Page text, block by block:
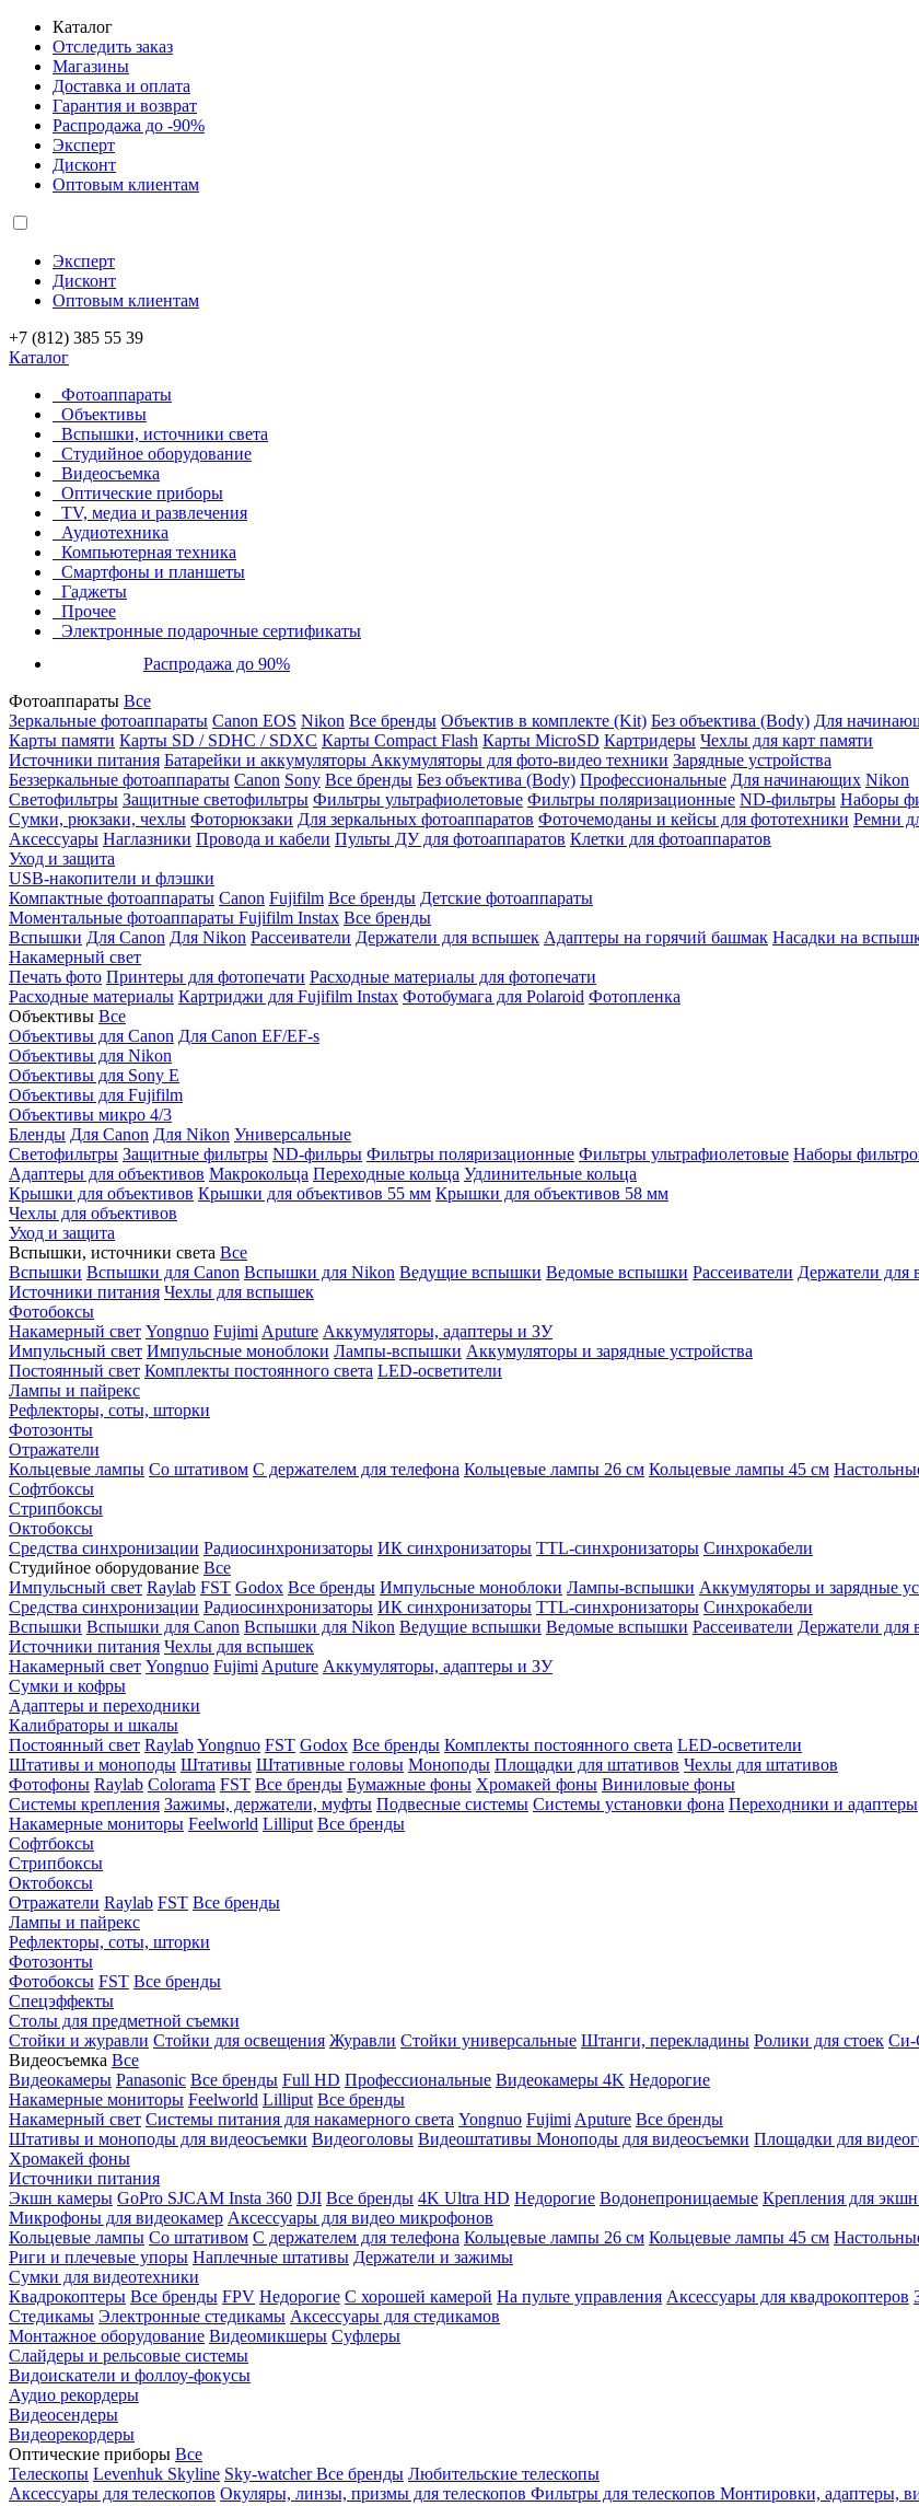
Каталог
Отследить заказ
Магазины
Доставка и оплата
Гарантия и возврат
Распродажа до -90%
Эксперт
Дисконт
Оптовым клиентам
Эксперт
Дисконт
Оптовым клиентам
+7 (812) 385 55 39
Каталог
Фотоаппараты
Объективы
Вспышки, источники света
Студийное оборудование
Видеосъемка
Оптические приборы
TV, медиа и развлечения
Аудиотехника
Компьютерная техника
Смартфоны и планшеты
Гаджеты
Прочее
Электронные подарочные сертификаты
Распродажа до 90%
Фотоаппараты Все
Зеркальные фотоаппараты Canon EOS Nikon Все бренды Объектив в комплекте (Kit) Без объектива (Body) Для
Карты памяти Карты SD / SDHC / SDXC Карты Compact Flash Карты MicroSD Картридеры Чехлы для карт памяти
Источники питания Батарейки и аккумуляторы Аккумуляторы для фото-видео техники Зарядные устройства
Беззеркальные фотоаппараты Canon Sony Все бренды Без объектива (Body) Профессиональные Для начинающих Nikon
Светофильтры Защитные светофильтры Фильтры ультрафиолетовые Фильтры поляризационные ND-фильтры Наборы
Сумки, рюкзаки, чехлы Фоторюкзаки Для зеркальных фотоаппаратов Фоточемоданы и кейсы для фототехники Ремни
Аксессуары Наглазники Провода и кабели Пульты ДУ для фотоаппаратов Клетки для фотоаппаратов
Уход и защита
USB-накопители и флэшки
Компактные фотоаппараты Canon Fujifilm Все бренды Детские фотоаппараты
Моментальные фотоаппараты Fujifilm Instax Все бренды
Вспышки Для Canon Для Nikon Рассеиватели Держатели для вспышек Адаптеры на горячий башмак Насадки на
Накамерный свет
Печать фото Принтеры для фотопечати Расходные материалы для фотопечати
Расходные материалы Картриджи для Fujifilm Instax Фотобумага для Polaroid Фотопленка
Объективы Все
Объективы для Canon Для Canon EF/EF-s
Объективы для Nikon
Объективы для Sony E
Объективы для Fujifilm
Объективы микро 4/3
Бленды Для Canon Для Nikon Универсальные
Светофильтры Защитные фильтры ND-фильры Фильтры поляризационные Фильтры ультрафиолетовые Наборы
Адаптеры для объективов Макрокольца Переходные кольца Удлинительные кольца
Крышки для объективов Крышки для объективов 55 мм Крышки для объективов 58 мм
Чехлы для объективов
Уход и защита
Вспышки, источники света Все
Вспышки Вспышки для Canon Вспышки для Nikon Ведущие вспышки Ведомые вспышки Рассеиватели Держатели для
Источники питания Чехлы для вспышек
Фотобоксы
Накамерный свет Yongnuo Fujimi Aputure Аккумуляторы, адаптеры и ЗУ
Импульсный свет Импульсные моноблоки Лампы-вспышки Аккумуляторы и зарядные устройства
Постоянный свет Комплекты постоянного света LED-осветители
Лампы и пайрекс
Рефлекторы, соты, шторки
Фотозонты
Отражатели
Кольцевые лампы Со штативом С держателем для телефона Кольцевые лампы 26 см Кольцевые лампы 45 см
Софтбоксы
Стрипбоксы
Октобоксы
Средства синхронизации Радиосинхронизаторы ИК синхронизаторы TTL-синхронизаторы Синхрокабели
Студийное оборудование Все
Импульсный свет Raylab FST Godox Все бренды Импульсные моноблоки Лампы-вспышки Аккумуляторы и зарядные
Средства синхронизации Радиосинхронизаторы ИК синхронизаторы TTL-синхронизаторы Синхрокабели
Вспышки Вспышки для Canon Вспышки для Nikon Ведущие вспышки Ведомые вспышки Рассеиватели Держатели для
Источники питания Чехлы для вспышек
Накамерный свет Yongnuo Fujimi Aputure Аккумуляторы, адаптеры и ЗУ
Сумки и кофры
Адаптеры и переходники
Калибраторы и шкалы
Постоянный свет RaylabYongnuo FST Godox Все бренды Комплекты постоянного света LED-осветители
Штативы и моноподы Штативы Штативные головы Моноподы Площадки для штативов Чехлы для штативов
Фотофоны Raylab Colorama FST Все бренды Бумажные фоны Хромакей фоны Виниловые фоны
Системы крепления Зажимы, держатели, муфты Подвесные системы Системы установки фона Переходники и адаптеры
Накамерные мониторы Feelworld Lilliput Все бренды
Софтбоксы
Стрипбоксы
Октобоксы
Отражатели Raylab FST Все бренды
Лампы и пайрекс
Рефлекторы, соты, шторки
Фотозонты
Фотобоксы FST Все бренды
Спецэффекты
Столы для предметной съемки
Стойки и журавли Стойки для освещения Журавли Стойки универсальные Штанги, перекладины Ролики для стоек Си-
Видеосъемка Все
Видеокамеры Panasonic Все бренды Full HD Профессиональные Видеокамеры 4K Недорогие
Накамерные мониторы Feelworld Lilliput Все бренды
Накамерный свет Системы питания для накамерного света Yongnuo Fujimi Aputure Все бренды
Штативы и моноподы для видеосъемки Видеоголовы Видеоштативы Моноподы для видеосъемки Площадки для
Хромакей фоны
Источники питания
Экшн камеры GoPro SJCAM Insta 360 DJI Все бренды 4K Ultra HD Недорогие Водонепроницаемые Крепления для
Микрофоны для видеокамер Аксессуары для видео микрофонов
Кольцевые лампы Со штативом C держателем для телефона Кольцевые лампы 26 см Кольцевые лампы 45 см
Риги и плечевые упоры Наплечные штативы Держатели и зажимы
Сумки для видеотехники
Квадрокоптеры Все бренды FPV Недорогие С хорошей камерой На пульте управления Аксессуары для квадрокоптеров
Стедикамы Электронные стедикамы Аксессуары для стедикамов
Монтажное оборудование Видеомикшеры Суфлеры
Слайдеры и рельсовые системы
Видоискатели и фоллоу-фокусы
Аудио рекордеры
Видеосендеры
Видеорекордеры
Оптические приборы Все
Телескопы Levenhuk Skyline Sky-watcherВсе бренды Любительские телескопы
Аксессуары для телескопов Окуляры, линзы, призмы для телескопов Фильтры для телескопов Монтировки, адаптеры,